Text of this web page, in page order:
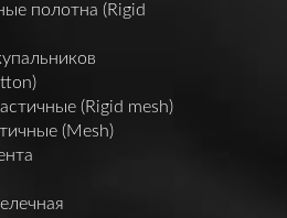
полотна (Rigid
(Rigid mesh)
(Mesh)